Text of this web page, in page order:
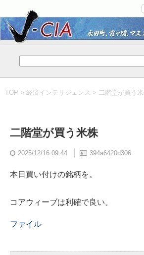
TOP > 経済インテリジェンス > 二階堂が買う
二階堂が買う米株
2025/12/16 09:44 394a6420d306
本日買い付けの銘柄を。
コアウィーブは利確で良い。
ファイル